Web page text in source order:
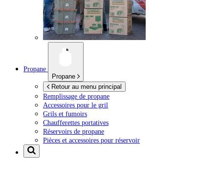
Propane
Propane
Retour au menu principal
Remplissage de propane
Accessoires pour le gril
Grils et fumoirs
Chaufferettes portatives
Réservoirs de propane
Pièces et accessoires pour réservoir